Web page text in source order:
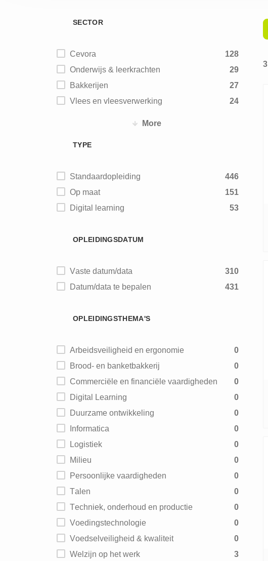
SECTOR
Cevora
128
Onderwijs & leerkrachten
29
Bakkerijen
27
Vlees en vleesverwerking
24
Zuivel
Maalderijen
3
Diervoeding
12
Chocolade - biscuits – snoep
2
Brouwerijen
More
TYPE
Standaardopleiding
446
Op maat
151
Digital learning
53
OPLEIDINGSDATUM
Vaste datum/data
310
Datum/data te bepalen
431
OPLEIDINGSTHEMA'S
Arbeidsveiligheid en ergonomie
0
Brood- en banketbakkerij
0
Commerciële en financiële vaardigheden
0
Digital Learning
0
Duurzame ontwikkeling
0
Informatica
0
Logistiek
0
Milieu
0
Persoonlijke vaardigheden
0
Talen
0
Techniek, onderhoud en productie
0
Voedingstechnologie
0
Voedselveiligheid & kwaliteit
0
Welzijn op het werk
3
3